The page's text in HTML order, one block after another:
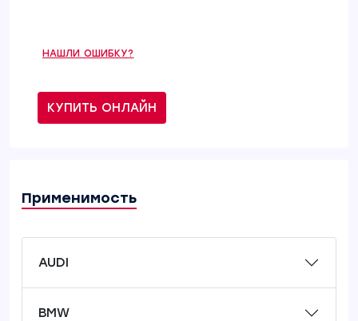
НАШЛИ ОШИБКУ?
КУПИТЬ ОНЛАЙН
Применимость
AUDI
BMW